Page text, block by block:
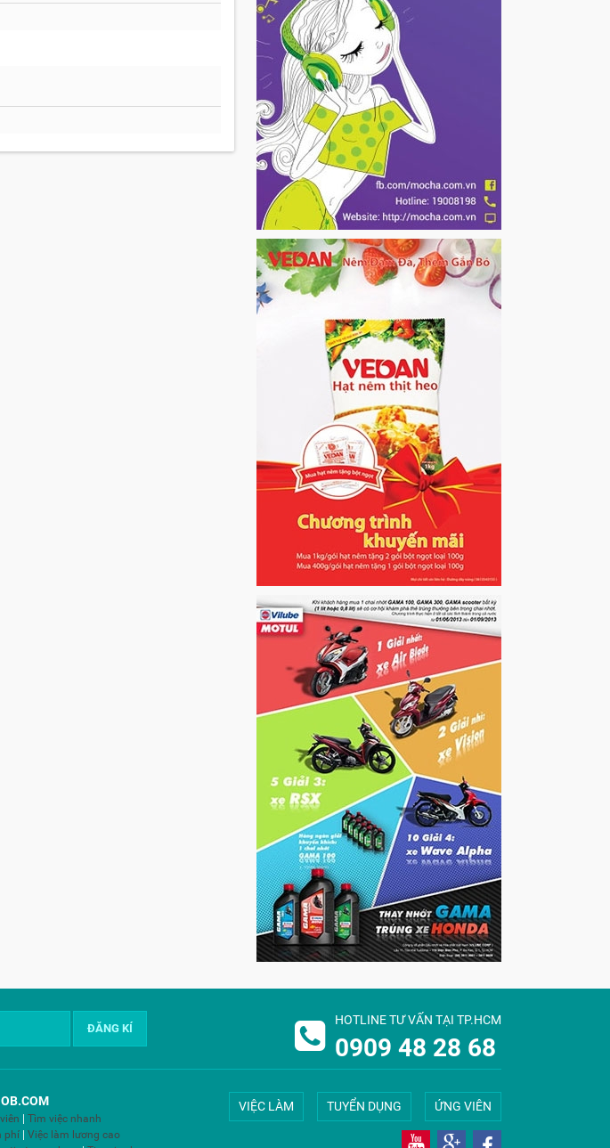
HOTLINE TƯ VẤN TẠI TP.HCM
0909 48 28 68
Tìm việc nhanh
phí
Việc làm lương cao
VIỆC LÀM TUYỂN DỤNG ỨNG VIÊN